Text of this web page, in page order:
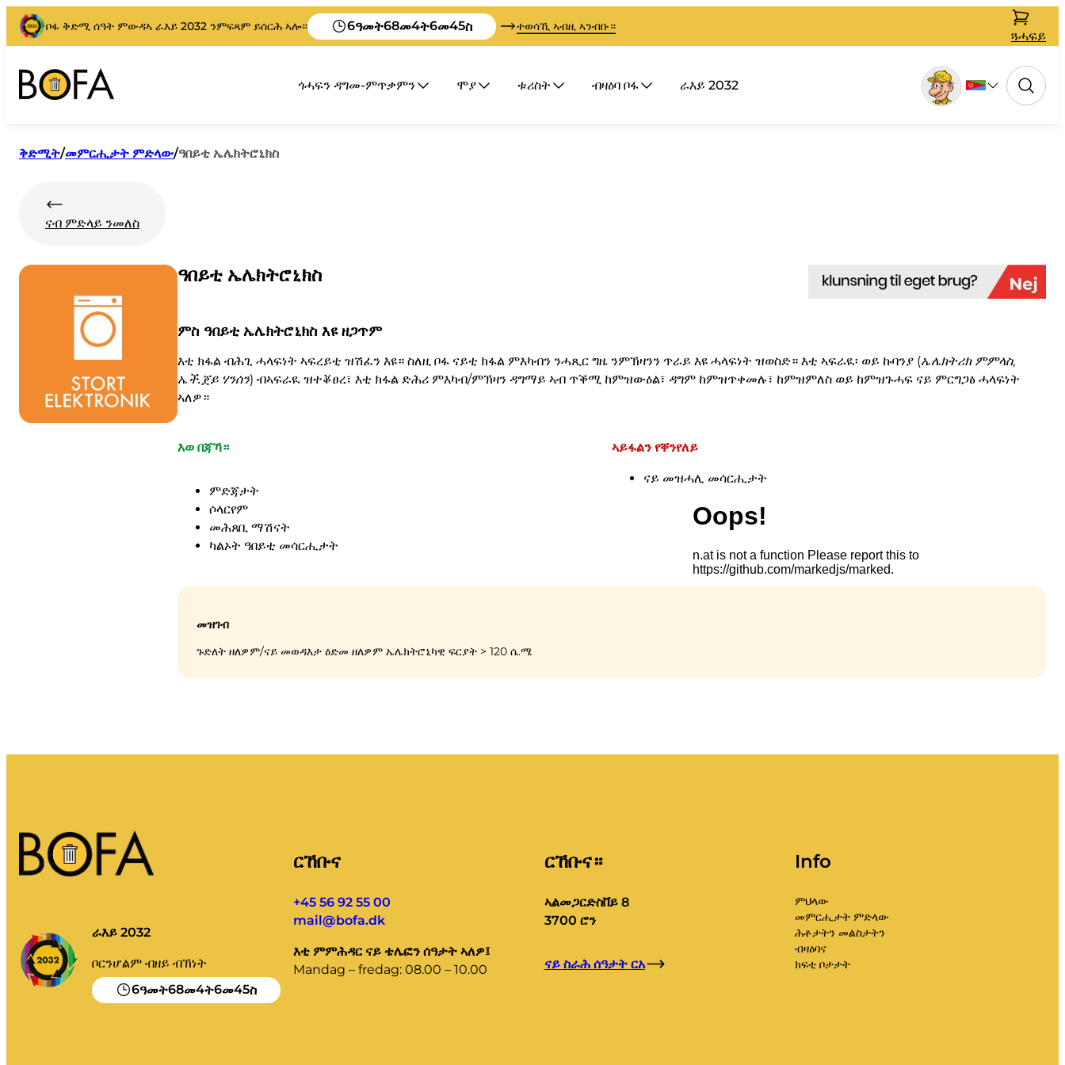
ቦፋ ቅድሚ ሰዓት ምውዳኣ ራእይ 2032 ንምፍጻም ይሰርሕ ኣሎ። 6ዓመት68መ4ት6መ44ስ ተወሳኺ ኣብዚ ኣንብቡ።
ጓሓፍይ
ጎሓፍን ዳግመ-ምጥቃምን ሞያ ቱሪስት ብዛዕባ ቦፋ ራእይ 2032
ቅድሚት/መምርሒታት ምድላው/ዓበይቲ ኤሌክትሮኒክስ
ናብ ምድላይ ንመለስ
ዓበይቲ ኤሌክትሮኒክስ
ምስ ዓበይቲ ኤሌክትሮኒክስ እዩ ዘጋጥም
እቲ ክፋል ብሕጊ ሓላፍነት ኣፍረይቲ ዝሽፈን እዩ። ስለዚ ቦፋ ናይቲ ክፋል ምእካብን ንሓጺር ግዜ ንምኽዛንን ጥራይ እዩ ሓላፍነት ዝወስድ። እቲ ኣፍራዪ፡ ወይ ኩባንያ (ኤሌክትሪክ ምምላስ,
ኤች.ጀይ ሃንሰን) ብኣፍራዪ ዝተቖፀረ፣ እቲ ክፋል ድሕሪ ምእካብ/ምኽዛን ዳግማይ ኣብ ጥቕሚ ከምዝውዕል፣ ዳግም ከምዝጥቀመሉ፣ ከምዝምለስ ወይ ከምዝጉሓፍ ናይ ምርግጋፅ ሓላፍነት
ኣለዎ።
እወ በጃኻ።
ምድጃታት
ሶላርየም
መሕጸቢ ማሽናት
ካልኦት ዓበይቲ መሳርሒታት
ኣይፋልን የቐንየለይ
ናይ መዝሓሊ መሳርሒታት
መዝገብ
ጉድለት ዘለዎም/ናይ መወዳእታ ዕድመ ዘለዎም ኤሌክትሮኒካዊ ፍርያት > 120 ሴ.ሜ
ራእይ 2032
ቦርንሆልም ብዘይ ብኽነት
6ዓመት68መ4ት6መ44ስ
ርኸቡና
+45 56 92 55 00
mail@bofa.dk
እቲ ምምሕዳር ናይ ቴሌፎን ሰዓታት ኣለዎ፤
Mandag – fredag: 08.00 – 10.00
ርኸቡና።
ኣልመጋርድስቨይ 8
3700 ሮን
ናይ ስራሕ ሰዓታት ርአ
Info
ምህላው
መምርሒታት ምድላው
ሕቶታትን መልስታትን
ብዛዕባና
ክፍቲ ቦታታት